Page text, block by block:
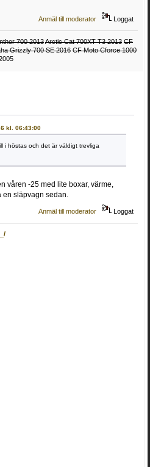
Anmäl till moderator Loggat
700 2013Arctic Cat 700XT T3 2013 CF
Grizzly 700 SE 2016 CF Moto Cforce 1000
kl. 06:43:00
i höstas och det är väldigt trevliga
våren -25 med lite boxar, värme,
en släpvagn sedan.
Anmäl till moderator Loggat